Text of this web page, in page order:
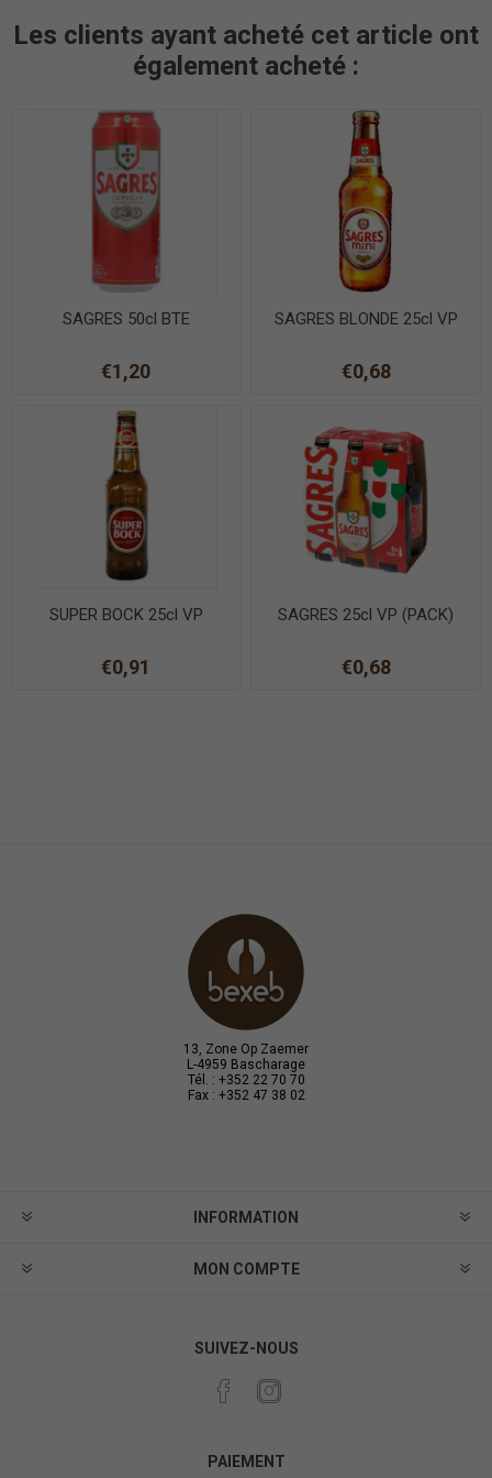
Les clients ayant acheté cet article ont
également acheté :
SAGRES 50cl BTE
€1,20
SAGRES BLONDE 25cl VP
€0,68
SUPER BOCK 25cl VP
€0,91
SAGRES 25cl VP (PACK)
€0,68
13, Zone Op Zaemer
L-4959 Bascharage
Tél. : +352 22 70 70
Fax : +352 47 38 02
INFORMATION
MON COMPTE
SUIVEZ-NOUS
PAIEMENT